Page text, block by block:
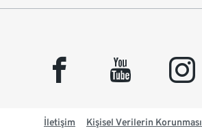
facebook youtube instagram
İletişim Kişisel Verilerin Korunması